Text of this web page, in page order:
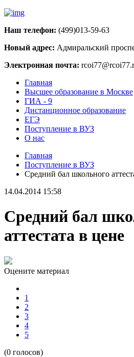
Наш телефон: (499)013-59-63
Новый адрес: Адмиральский
Электронная почта:
Главная
Высшее образование в Москве
ГИА - 9
Дистанционное образование
ЕГЭ
Поступление в ВУЗ
О нас
Главная
Поступление в ВУЗ
Средний бал школьного
14.04.2014 15:58
Средний бал
аттестата в цене
Оцените материал
1
2
3
4
5
(0 голосов)